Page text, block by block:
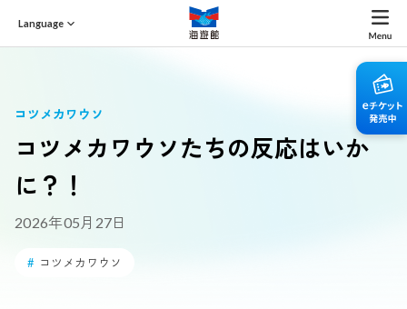
Language
コツメカワウソ
コツメカワウソたちの反応はいか
に？！
2026年05月27日
# コツメカワウソ